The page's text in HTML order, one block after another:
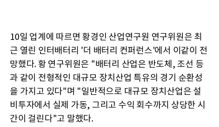
10일 업계에 따르면 황경인 산업연구원 연구위원은 최
근 열린 인터배터리 '더 배터리 컨퍼런스'에서 이같이 전
망했다. 황 연구위원은 "배터리 산업은 반도체, 조선 등
과 같이 전형적인 대규모 장치산업 특유의 경기 순환성
을 가지고 있다"며 "일반적으로 대규모 장치산업은 설
비투자에서 실제 가동, 그리고 수익 회수까지 상당한 시
간이 걸린다"고 말했다.